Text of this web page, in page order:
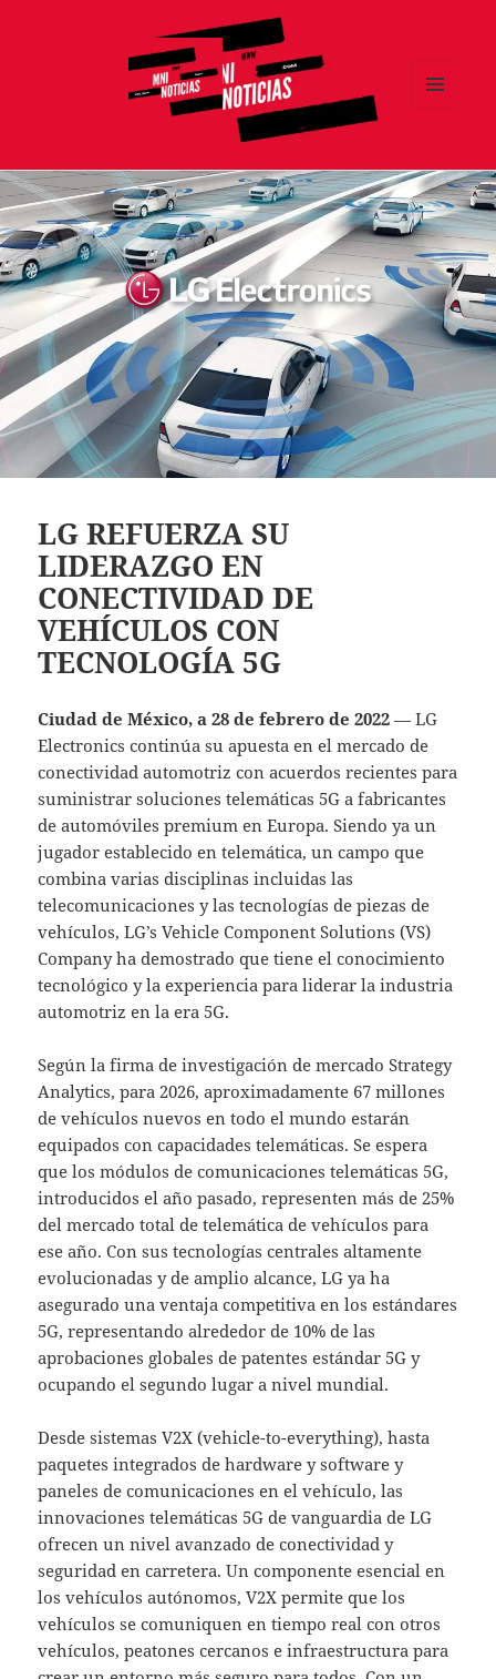
LG REFUERZA SU
LIDERAZGO EN
CONECTIVIDAD DE
VEHÍCULOS CON
TECNOLOGÍA 5G
Ciudad de México, a 28 defebrero de 2022— LG
Electronics continúa su apuesta en el mercado de
conectividad automotriz con acuerdos recientes para
suministrar soluciones telemáticas 5G a fabricantes
de automóviles premium en Europa. Siendo ya un
jugador establecido en telemática, un campo que
combina varias disciplinas incluidas las
telecomunicaciones y las tecnologías de piezas de
vehículos, LG’s Vehicle Component Solutions (VS)
Company ha demostrado que tiene el conocimiento
tecnológico y la experiencia para liderar la industria
automotriz en la era 5G.
Según la firma de investigación de mercado Strategy
Analytics, para 2026, aproximadamente 67 millones
de vehículos nuevos en todo el mundo estarán
equipados con capacidades telemáticas. Se espera
que los módulos de comunicaciones telemáticas 5G,
introducidos el año pasado, representen más de 25%
del mercado total de telemática de vehículos para
ese año. Con sus tecnologías centrales altamente
evolucionadas y de amplio alcance, LG ya ha
asegurado una ventaja competitiva en los estándares
5G, representando alrededor de 10% de las
aprobaciones globales de patentes estándar 5G y
ocupando el segundo lugar a nivel mundial.
Desde sistemas V2X (vehicle-to-everything), hasta
paquetes integrados de hardware y software y
paneles de comunicaciones en el vehículo, las
innovaciones telemáticas 5G de vanguardia de LG
ofrecen un nivel avanzado de conectividad y
seguridad en carretera. Un componente esencial en
los vehículos autónomos, V2X permite que los
vehículos se comuniquen en tiempo real con otros
vehículos, peatones cercanos e infraestructura para